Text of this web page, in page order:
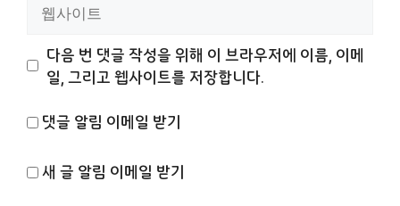
트
다음 번 댓글 작성을 위해 이 브라우저에 이름, 이메
일, 그리고 웹사이트를 저장합니다.
댓글 알림 이메일 받기
새 글 알림 이메일 받기